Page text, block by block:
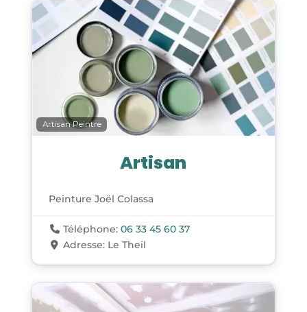
Artisan Peintre
Artisan
Peinture Joël Colassa
Téléphone:06 33 45 60 37
Adresse: Le Theil